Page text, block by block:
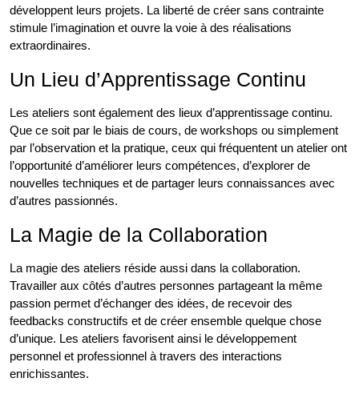
développent leurs projets. La liberté de créer sans contrainte
stimule l’imagination et ouvre la voie à des réalisations
extraordinaires.
Un Lieu d’Apprentissage Continu
Les ateliers sont également des lieux d’apprentissage continu.
Que ce soit par le biais de cours, de workshops ou simplement
par l’observation et la pratique, ceux qui fréquentent un atelier ont
l’opportunité d’améliorer leurs compétences, d’explorer de
nouvelles techniques et de partager leurs connaissances avec
d’autres passionnés.
La Magie de la Collaboration
La magie des ateliers réside aussi dans la collaboration.
Travailler aux côtés d’autres personnes partageant la même
passion permet d’échanger des idées, de recevoir des
feedbacks constructifs et de créer ensemble quelque chose
d’unique. Les ateliers favorisent ainsi le développement
personnel et professionnel à travers des interactions
enrichissantes.